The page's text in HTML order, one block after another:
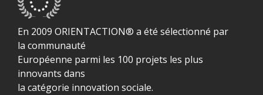
En 2009 ORIENTACTION® a été sélectionné par
la communauté
Européenne parmi les 100 projets les plus
innovants dans
la catégorie innovation sociale.